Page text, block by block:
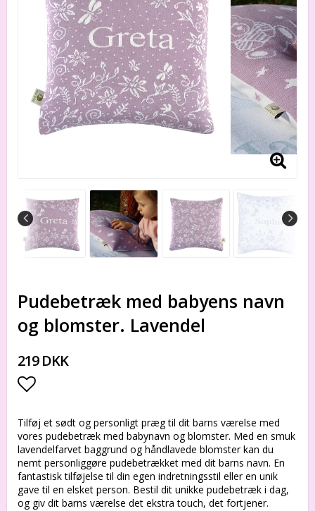
Pudebetræk med babyens navn
og blomster. Lavendel
219 DKK
Tilføj et sødt og personligt præg til dit barns værelse med
vores pudebetræk med babynavn og blomster. Med en smuk
lavendelfarvet baggrund og håndlavede blomster kan du
nemt personliggøre pudebetrækket med dit barns navn. En
fantastisk tilføjelse til din egen indretningsstil eller en unik
gave til en elsket person. Bestil dit unikke pudebetræk i dag,
og giv dit barns værelse det ekstra touch, det fortjener.